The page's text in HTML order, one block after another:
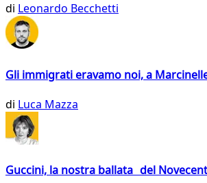
di Leonardo Becchetti
Gli immigrati eravamo noi, a
di Luca Mazza
Guccini, la nostra ballata del